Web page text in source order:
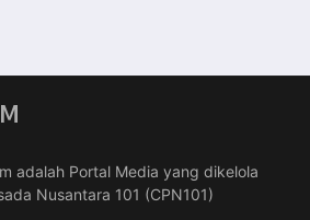
adalah Portal Media yang dikelola
Nusantara 101 (CPN101)